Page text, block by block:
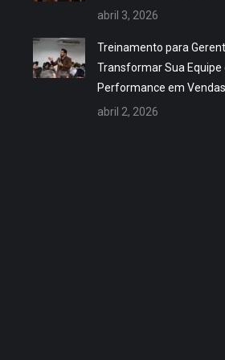
abril 3, 2026
Treinamento para
Transformar Sua Equipe
Performance em Vendas
abril 2, 2026